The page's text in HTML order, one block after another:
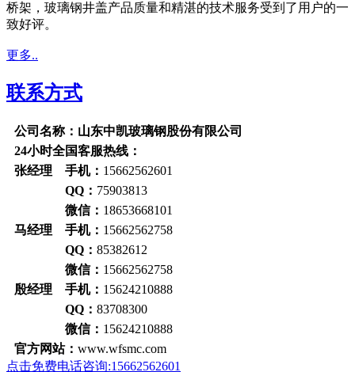
桥架，玻璃钢井盖产品质量和精湛的技术服务受到了用户的一
致好评。
更多..
联系方式
公司名称：山东中凯玻璃钢股份有限公司
24小时全国客服热线：
张经理 手机： 15662562601
QQ： 75903813
微信： 18653668101
马经理 手机： 15662562758
QQ： 85382612
微信： 15662562758
殷经理 手机： 15624210888
QQ： 83708300
微信： 15624210888
官方网站： www.wfsmc.com
点击免费电话咨询:15662562601